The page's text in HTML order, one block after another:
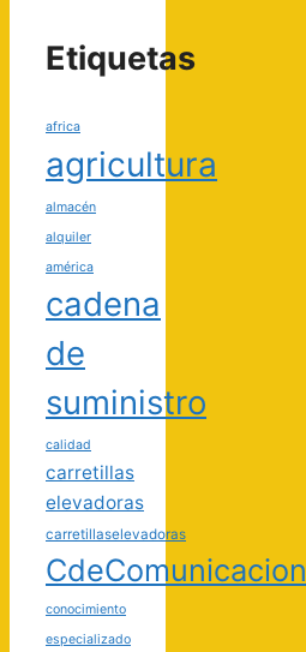
Etiquetas
africa
agricultura
almacén
alquiler
américa
cadena
de
suministro
calidad
carretillas
elevadoras
carretillaselevadoras
CdeComunicacion
conocimiento
especializado